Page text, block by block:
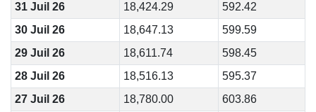
31 Juil 26
18,424.29
592.42
30 Juil 26
18,647.13
599.59
29 Juil 26
18,611.74
598.45
28 Juil 26
18,516.13
595.37
27 Juil 26
18,780.00
603.86